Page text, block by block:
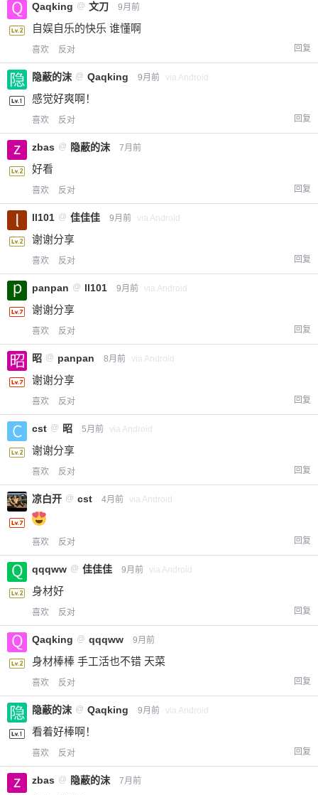
Qaqking @ 文刀 9月前
自娱自乐的快乐 谁懂啊
喜欢 反对 回复
隐蔽的沫 @ Qaqking 9月前 via Android
感觉好爽啊！
喜欢 反对 回复
zbas @ 隐蔽的沫 7月前
好看
喜欢 反对 回复
ll101 @ 佳佳佳 9月前 via Android
谢谢分享
喜欢 反对 回复
panpan @ ll101 9月前 via Android
谢谢分享
喜欢 反对 回复
昭 @ panpan 8月前 via Android
谢谢分享
喜欢 反对 回复
cst @ 昭 5月前 via Android
谢谢分享
喜欢 反对 回复
凉白开 @ cst 4月前 via Android
喜欢 反对 回复
qqqww @ 佳佳佳 9月前 via Android
身材好
喜欢 反对 回复
Qaqking @ qqqww 9月前
身材棒棒 手工活也不错 天菜
喜欢 反对 回复
隐蔽的沫 @ Qaqking 9月前 via Android
看着好棒啊！
喜欢 反对 回复
zbas @ 隐蔽的沫 7月前